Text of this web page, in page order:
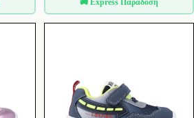
🚚 Express Παράδοση